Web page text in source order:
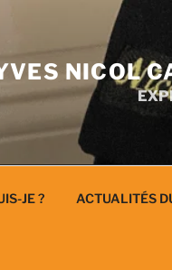
NICOL
JE ? ACTUALITÉS